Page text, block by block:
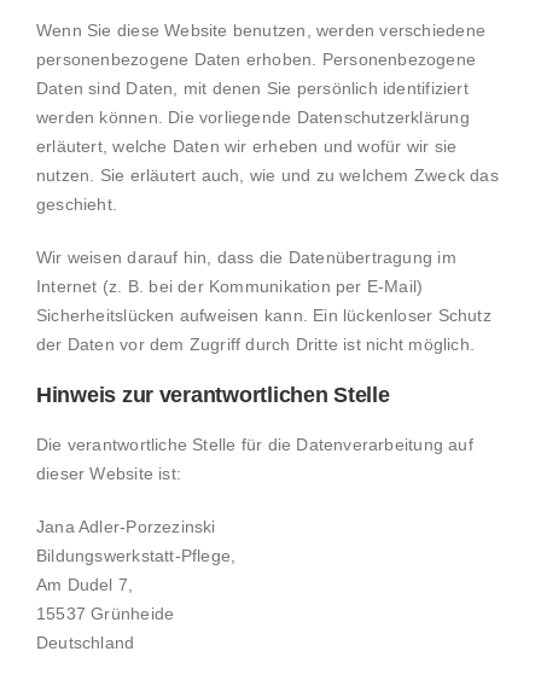
Wenn Sie diese Website benutzen, werden verschiedene
personenbezogene Daten erhoben. Personenbezogene
Daten sind Daten, mit denen Sie persönlich identifiziert
werden können. Die vorliegende Datenschutzerklärung
erläutert, welche Daten wir erheben und wofür wir sie
nutzen. Sie erläutert auch, wie und zu welchem Zweck das
geschieht.
Wir weisen darauf hin, dass die Datenübertragung im
Internet (z. B. bei der Kommunikation per E-Mail)
Sicherheitslücken aufweisen kann. Ein lückenloser Schutz
der Daten vor dem Zugriff durch Dritte ist nicht möglich.
Hinweis zur verantwortlichen Stelle
Die verantwortliche Stelle für die Datenverarbeitung auf
dieser Website ist:
Jana Adler-Porzezinski
Bildungswerkstatt-Pflege,
Am Dudel 7,
15537 Grünheide
Deutschland